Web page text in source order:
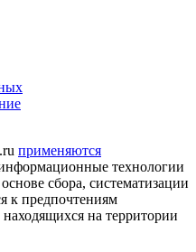
применяются
технологии
сбора, систематизации
к предпочтениям
на территории